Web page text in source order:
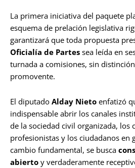
La primera iniciativa del paquete
esquema de prelación legislativa
garantizará que toda propuesta
Oficialía de Partes sea leída en
turnada a comisiones, sin
promovente.
El diputado Alday Nieto enfatizó
indispensable abrir los canales
de la sociedad civil organizada, los
profesionistas y los ciudadanos en
cambio fundamental, se busca
abierto y verdaderamente